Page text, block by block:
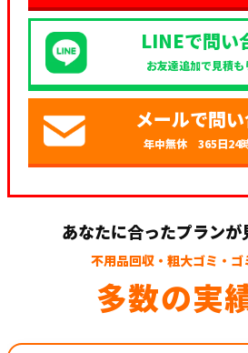
LINEで問い
お友達追加で見積も
メールで問
年中無休 365日24
あなたに合ったプランが
不用品回収・粗大ゴミ・ゴ
多数の実